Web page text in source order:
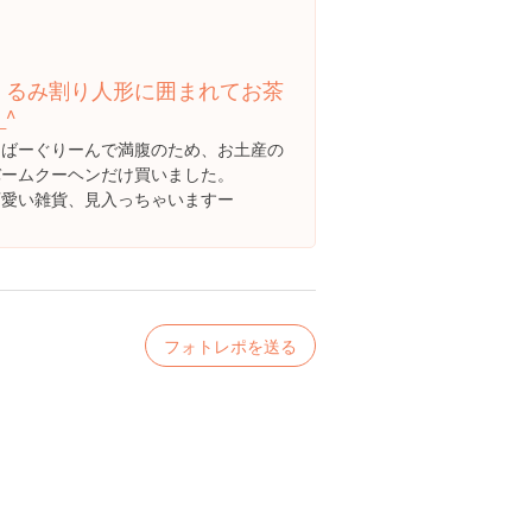
るみ割り人形に囲まれてお茶
ーぐりーんで満腹のため、お土産の
ムクーヘンだけ買いました。
い雑貨、見入っちゃいますー
フォトレポを送る